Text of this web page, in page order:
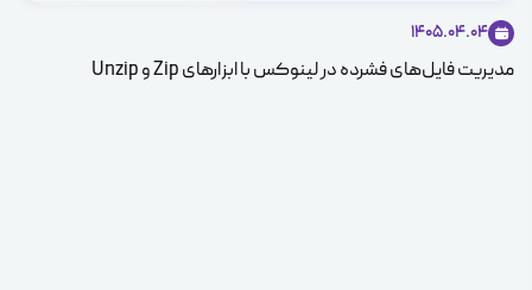
1405.04.04
مدیریت فایل‌های فشرده در لینوکس با ابزارهای Zip و Unzip